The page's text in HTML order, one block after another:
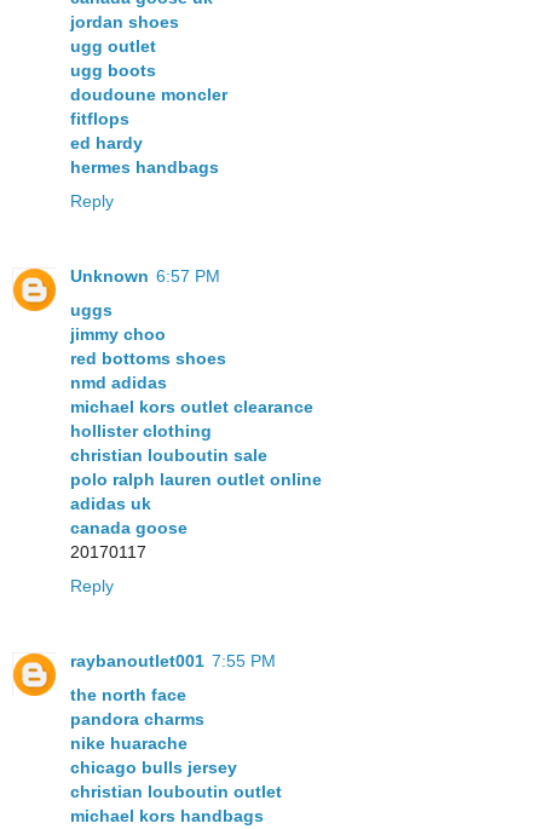
jordan shoes
ugg outlet
ugg boots
doudoune moncler
fitflops
ed hardy
hermes handbags
Reply
Unknown 6:57 PM
uggs
jimmy choo
red bottoms shoes
nmd adidas
michael kors outlet clearance
hollister clothing
christian louboutin sale
polo ralph lauren outlet online
adidas uk
canada goose
20170117
Reply
raybanoutlet001 7:55 PM
the north face
pandora charms
nike huarache
chicago bulls jersey
christian louboutin outlet
michael kors handbags